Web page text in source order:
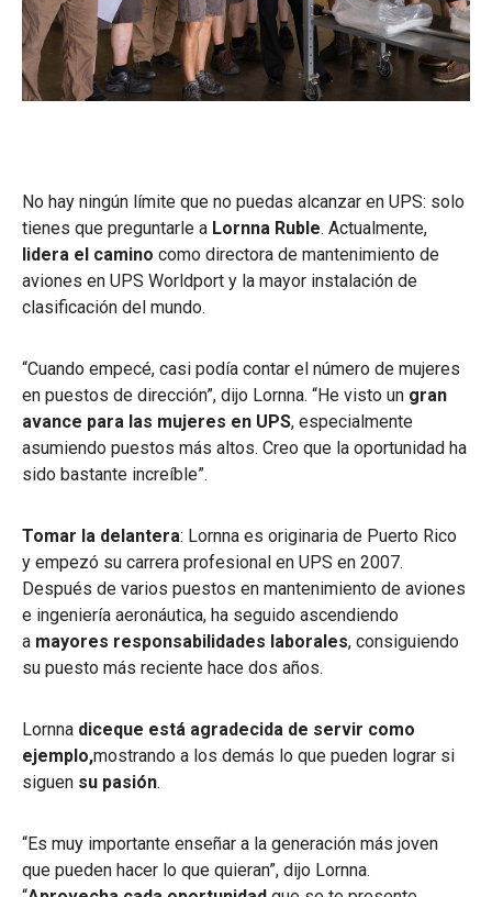
No hay ningún límite que no puedas alcanzar en UPS: solo
tienes que preguntarle a Lornna Ruble. Actualmente,
lidera el camino como directora de mantenimiento de
aviones en UPS Worldport y la mayor instalación de
clasificación del mundo.
“Cuando empecé, casi podía contar el número de mujeres
en puestos de dirección”, dijo Lornna. “He visto un gran
avance para las mujeres en UPS, especialmente
asumiendo puestos más altos. Creo que la oportunidad ha
sido bastante increíble”.
Tomar la delantera: Lornna es originaria de Puerto Rico
y empezó su carrera profesional en UPS en 2007.
Después de varios puestos en mantenimiento de aviones
e ingeniería aeronáutica, ha seguido ascendiendo
a mayores responsabilidades laborales, consiguiendo
su puesto más reciente hace dos años.
Lornna diceque está agradecida de servir como
ejemplo,mostrando a los demás lo que pueden lograr si
siguen su pasión.
“Es muy importante enseñar a la generación más joven
que pueden hacer lo que quieran”, dijo Lornna.